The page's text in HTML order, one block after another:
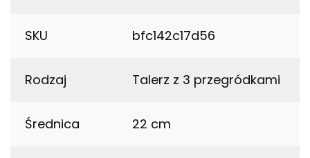
SKU bfc142c17d56
Rodzaj Talerz z 3 przegródkami
Średnica 22 cm